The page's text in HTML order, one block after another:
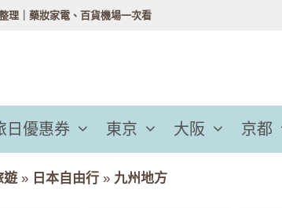
理｜藥妝家電、百貨機場一次看
日優惠券 東京 大阪 京都
遊 » 日本自由行 » 九州地方